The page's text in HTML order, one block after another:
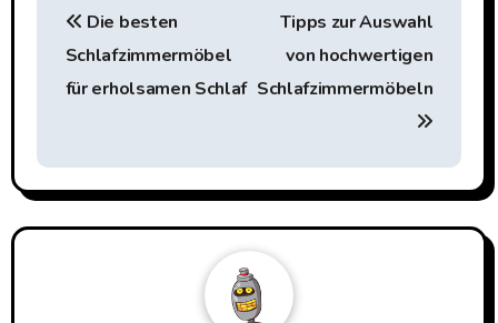
Die besten
Schlafzimmermöbel
für erholsamen Schlaf
Tipps zur Auswahl
von hochwertigen
Schlafzimmermöbeln